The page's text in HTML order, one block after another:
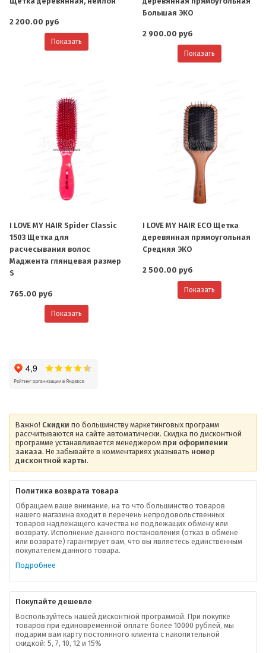
2 200.00 руб
Показать
Большая ЭКО
2 900.00 руб
Показать
I LOVE MY HAIR Spider Classic
1503 Щетка для
расчесывания волос
Маджента глянцевая размер
S
765.00 руб
Показать
I LOVE MY HAIR ECO Щетка
деревянная прямоугольная
Средняя ЭКО
2 500.00 руб
Показать
Важно! Скидки по большинству маркетинговых программ
рассчитываются на сайте автоматически. Скидка по дисконтной
программе устанавливается менеджером при оформлении
заказа. Не забывайте в комментариях указывать номер
дисконтной карты.
Политика возврата товара
Обращаем ваше внимание, на то что большинство товаров
нашего магазина входит в перечень непродовольственных
товаров надлежащего качества не подлежащих обмену или
возврату. Исполнение данного постановления (отказ в обмене
или возврате) гарантирует вам, что вы являетесь единственным
покупателем данного товара.
Подробнее
Покупайте дешевле
Воспользуйтесь нашей дисконтной программой. При покупке
товаров при единовременной оплате более 10000 рублей, мы
подарим вам карту постоянного клиента с накопительной
скидкой: 5, 7, 10, 12 и 15%
О компании
Ваша скидка
Контактная информация
В помощь покупателю